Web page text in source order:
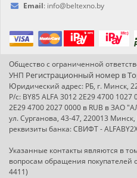
Email: info@beltexno.by
Общество с ограниченной
УНП Регистрационный номер в Т
Юридический адрес: РБ, г. Минск,
Р/с: BY85 ALFA 3012 2E29 4700 1027
2E29 4700 2027 0000 в RUB в ЗАО
ул. Сурганова, 43-47, 220013
реквизиты банка: СВИФТ -
Указанные контакты являются в
вопросам обращения покупателей
4411)